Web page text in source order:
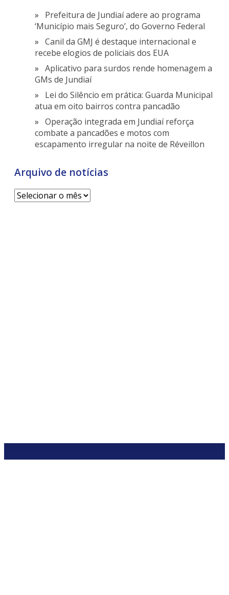
Prefeitura de Jundiaí adere ao programa
‘Município mais Seguro’, do Governo Federal
Canil da GMJ é destaque internacional e
recebe elogios de policiais dos EUA
Aplicativo para surdos rende homenagem a
GMs de Jundiaí
Lei do Silêncio em prática: Guarda Municipal
atua em oito bairros contra pancadão
Operação integrada em Jundiaí reforça
combate a pancadões e motos com
escapamento irregular na noite de Réveillon
Arquivo de notícias
Arquivo
de